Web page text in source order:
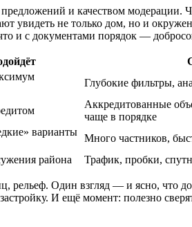
и качеством
увидеть не только дом, но и
и с документами порядок —
Глубокие фильтры,
Аккредитованные
чаще в порядке
варианты
Много частников,
района Трафик, пробки,
рельеф. Один взгляд — и ясно, что
И ещё момент: полезно